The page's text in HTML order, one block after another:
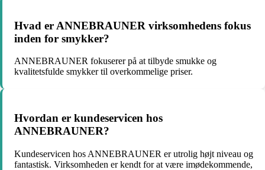
Hvad er ANNEBRAUNER virksomhedens fokus
inden for smykker?
ANNEBRAUNER fokuserer på at tilbyde smukke og
kvalitetsfulde smykker til overkommelige priser.
Hvordan er kundeservicen hos
ANNEBRAUNER?
Kundeservicen hos ANNEBRAUNER er utrolig højt niveau og
fantastisk. Virksomheden er kendt for at være imødekommende,